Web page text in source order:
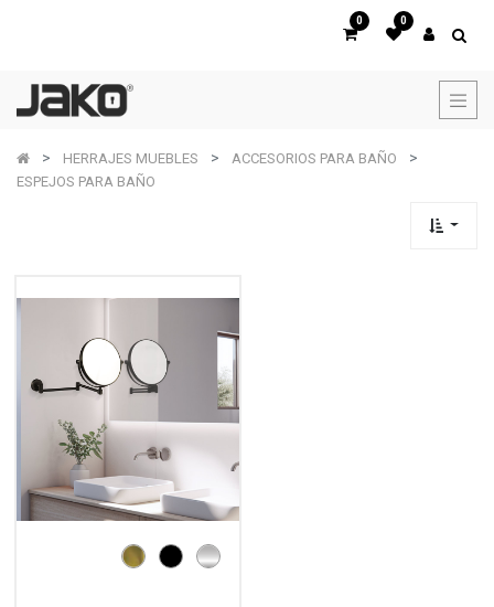
0 0
HERRAJES MUEBLES
ACCESORIOS PARA BAÑO
ESPEJOS PARA BAÑO